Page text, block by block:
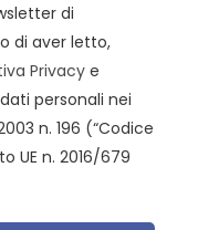
di
di aver letto,
Privacy e
personali nei
n. 196 (“Codice
UE n. 2016/679
e cena. Gli Hotel
del
Rosario e